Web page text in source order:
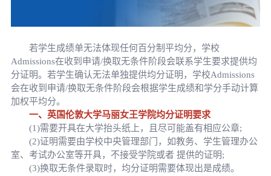
若学生成绩单无法体现任何百分制平均分，学校
Admissions在收到申请/换取无条件阶段会联系学生要求提供均
分证明。若学生确认无法单独提供均分证明，学校Admissions
会在收到申请/换取无条件阶段会根据学生成绩和学分手动计算
加权平均分。
一、英国伦敦大学马丽女王学院均分证明要求
(1)需要开具在大学抬头纸上，且尽可能盖有相应公章;
(2)证明需要由学校中央管理部门，如教务、学生管理办公
室、考试办公室等开具，不接受学院或者 提供的证明;
(3)换取无条件录取时，均分证明需要体现出是成绩。